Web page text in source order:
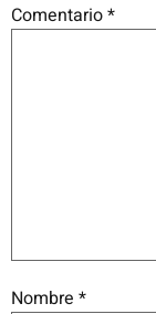
Comentario*
Nombre *